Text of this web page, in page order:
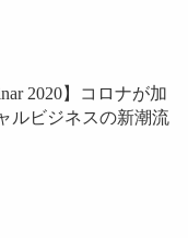
2020】コロナが加
ルビジネスの新潮流